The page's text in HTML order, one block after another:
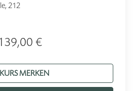
212
€
KURS MERKEN